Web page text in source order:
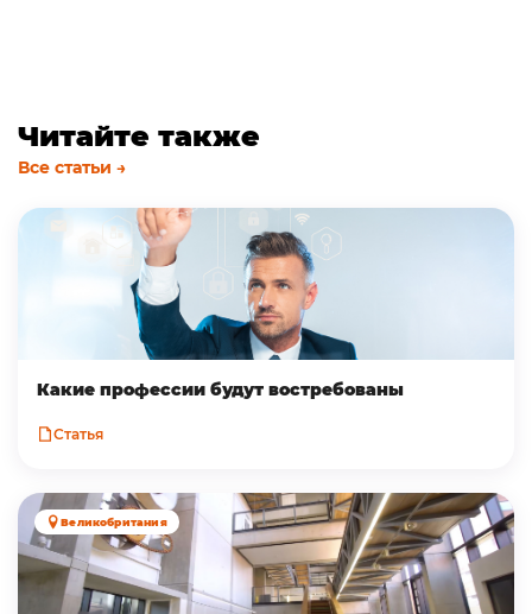
Читайте также
Все статьи →
Какие профессии будут востребованы
Статья
Великобритания